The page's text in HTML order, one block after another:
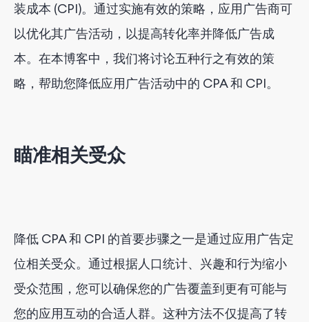
装成本 (CPI)。通过实施有效的策略，应用广告商可
以优化其广告活动，以提高转化率并降低广告成
本。在本博客中，我们将讨论五种行之有效的策
略，帮助您降低应用广告活动中的 CPA 和 CPI。
瞄准相关受众
降低 CPA 和 CPI 的首要步骤之一是通过应用广告定
位相关受众。通过根据人口统计、兴趣和行为缩小
受众范围，您可以确保您的广告覆盖到更有可能与
您的应用互动的合适人群。这种方法不仅提高了转